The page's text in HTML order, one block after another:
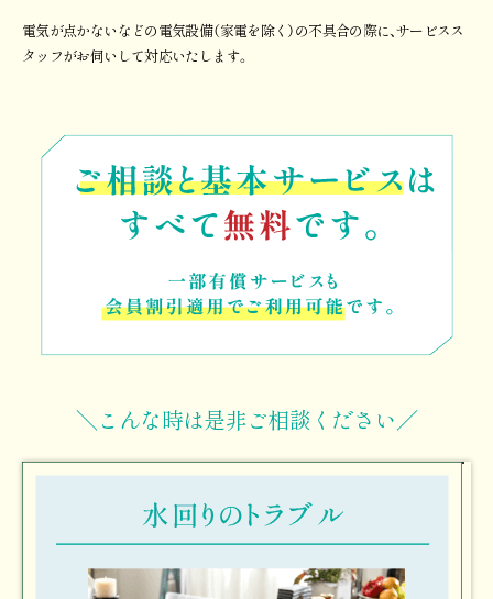
電気が点かないなどの電気設備（家電を除く）の不具合の際に、サービスス
タッフがお伺いして対応いたします。
＼こんな時は是非ご相談ください／